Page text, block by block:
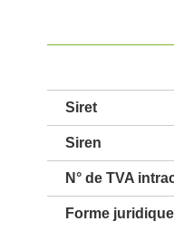
Siret
Siren
N° de TVA
Forme juridique